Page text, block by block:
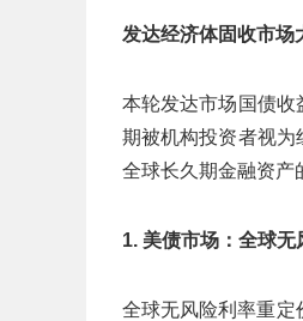
发达经济体固收市场
本轮发达市场国债收
期被机构投资者视为
全球长久期金融资产
1. 美债市场：全球无
全球无风险利率重定